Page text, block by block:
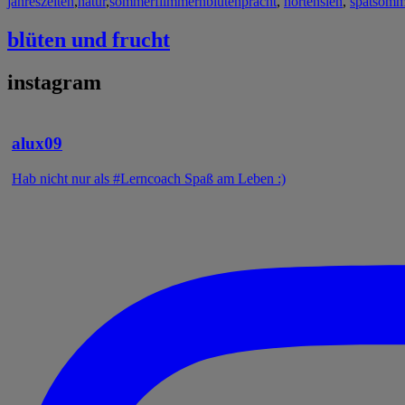
blüten und frucht
instagram
alux09
Hab nicht nur als #Lerncoach Spaß am Leben :)